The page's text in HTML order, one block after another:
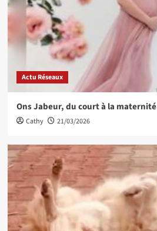
Actu Réseaux
Ons Jabeur, du court à la maternité
Cathy 21/03/2026